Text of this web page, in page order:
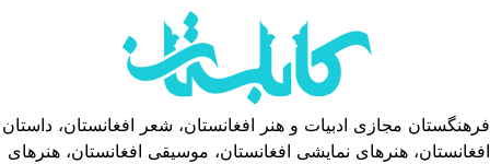
فرهنگستان مجازی ادبیات و هنر افغانستان، شعر افغانستان، داستان
افغانستان، هنرهای نمایشی افغانستان، موسیقی افغانستان، هنرهای